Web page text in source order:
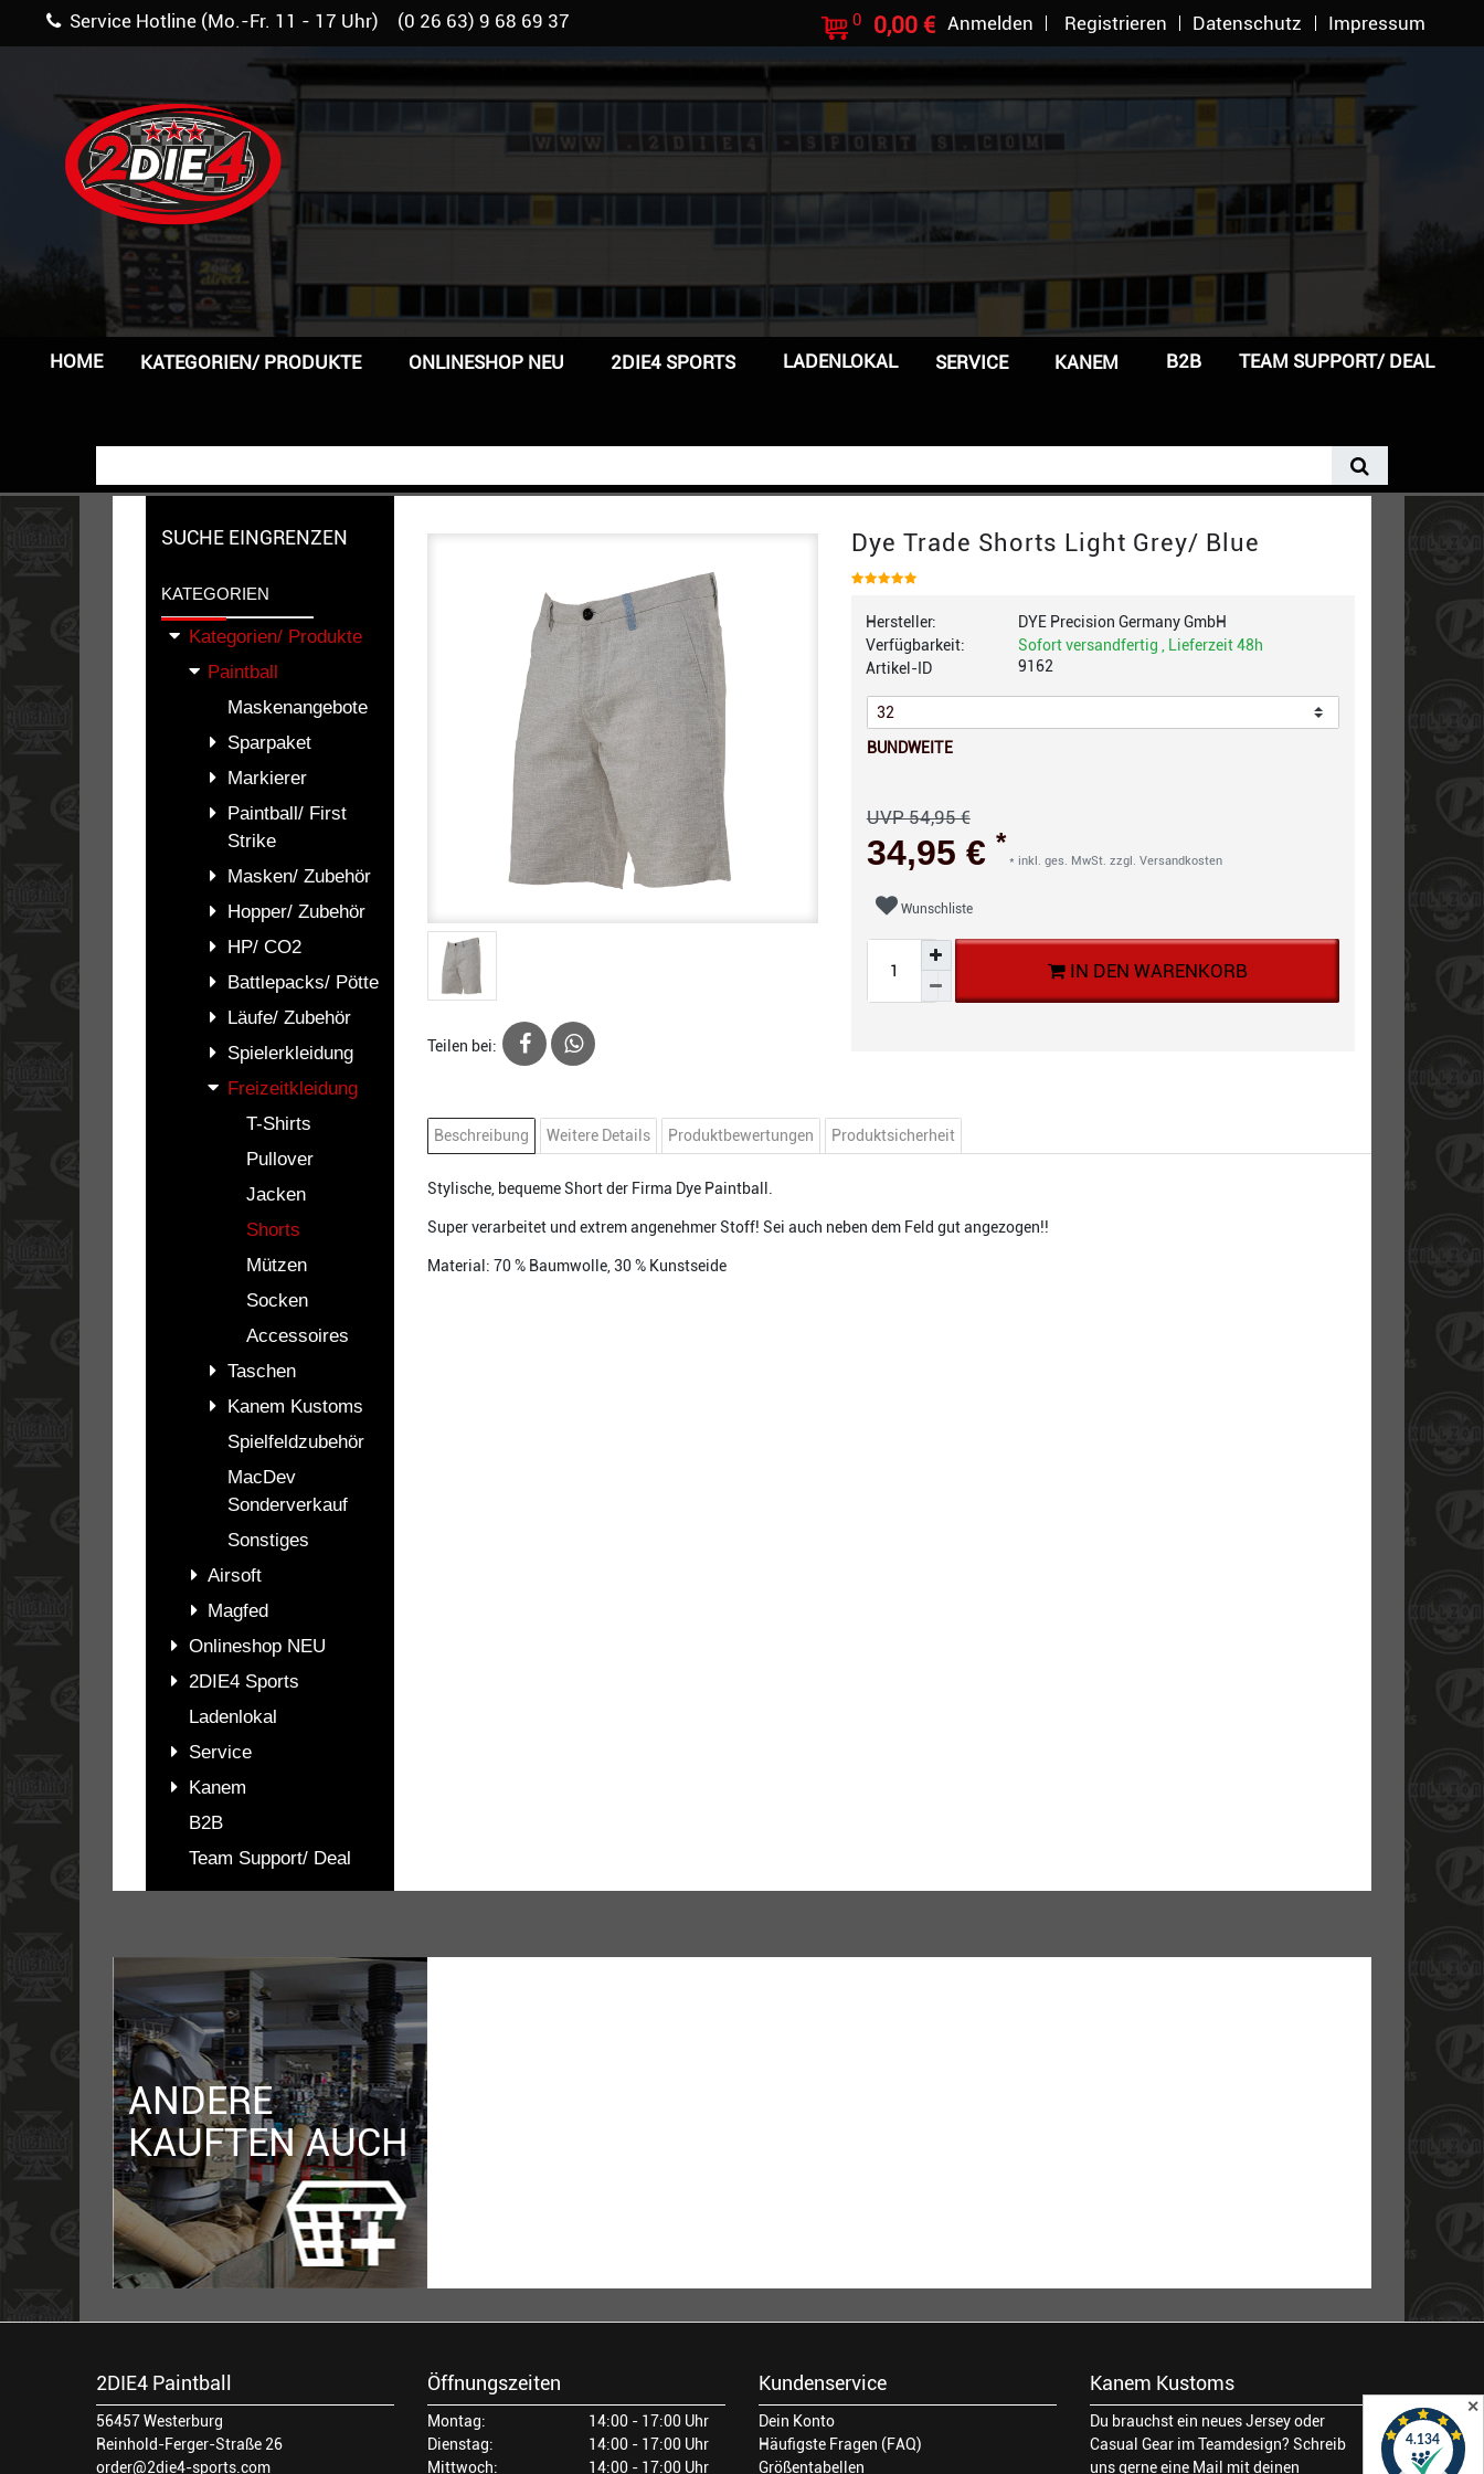
Service Hotline (Mo.-Fr. 11 - 17 Uhr) (0 26 63) 9 68 69 37 0 0,00 € Anmelden Registrieren Datenschutz Impressum
HOME KATEGORIEN/ PRODUKTE ONLINESHOP NEU 2DIE4 SPORTS LADENLOKAL SERVICE KANEM B2B TEAM SUPPORT/ DEAL
SUCHE EINGRENZEN
KATEGORIEN
Kategorien/ Produkte
Paintball
Maskenangebote
Sparpaket
Markierer
Paintball/ First
Strike
Masken/ Zubehör
Hopper/ Zubehör
HP/ CO2
Battlepacks/ Pötte
Läufe/ Zubehör
Spielerkleidung
Freizeitkleidung
T-Shirts
Pullover
Jacken
Shorts
Mützen
Socken
Accessoires
Taschen
Kanem Kustoms
Spielfeldzubehör
MacDev
Sonderverkauf
Sonstiges
Airsoft
Magfed
Onlineshop NEU
2DIE4 Sports
Ladenlokal
Service
Kanem
B2B
Team Support/ Deal
Teilen bei:
Dye Trade Shorts Light Grey/ Blue
Hersteller:
Verfügbarkeit:
Artikel-ID
DYE Precision Germany GmbH
Sofort versandfertig , Lieferzeit 48h
9162
BUNDWEITE
UVP 54,95 €
34,95 € *
* inkl. ges. MwSt. zzgl. Versandkosten
Wunschliste
IN DEN WARENKORB
Beschreibung Weitere Details Produktbewertungen Produktsicherheit
Stylische, bequeme Short der Firma Dye Paintball.
Super verarbeitet und extrem angenehmer Stoff! Sei auch neben dem Feld gut angezogen!!
Material: 70 % Baumwolle, 30 % Kunstseide
ZUBEHÖR
ANDERE
KAUFTEN AUCH
2DIE4 Paintball
56457 Westerburg
Reinhold-Ferger-Straße 26
order@2die4-sports.com
Öffnungszeiten
Montag:
14:00 - 17:00 Uhr
Dienstag:
14:00 - 17:00 Uhr
Mittwoch:
14:00 - 17:00 Uhr
Kundenservice
Dein Konto
Häufigste Fragen (FAQ)
Größentabellen
Kanem Kustoms
Du brauchst ein neues Jersey oder
Casual Gear im Teamdesign? Schreib
uns gerne eine Mail mit deinen
✕